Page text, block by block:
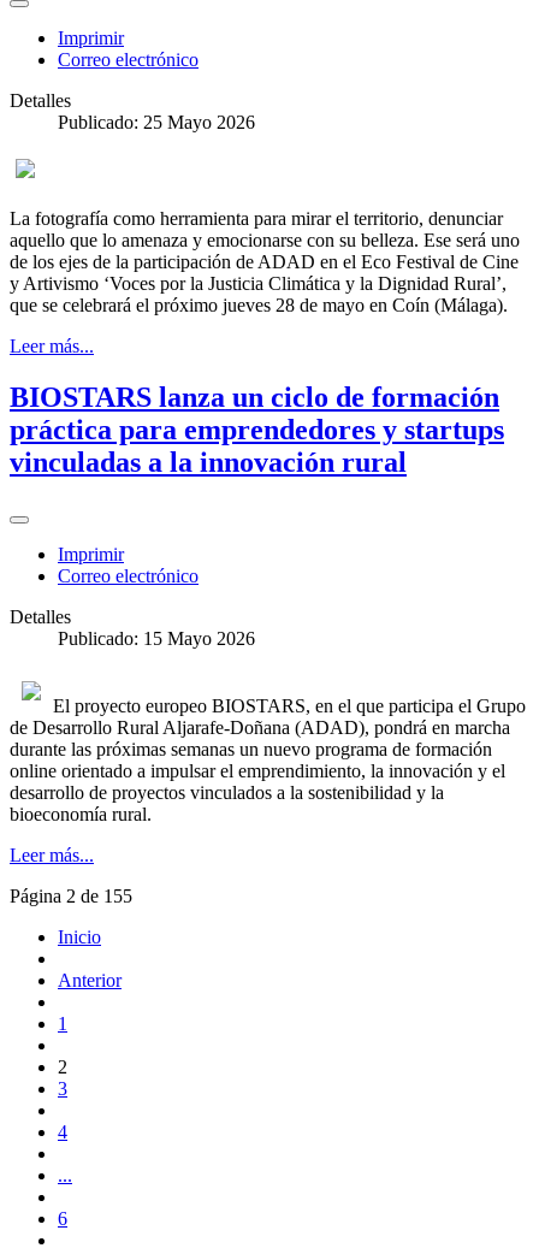
Imprimir
Correo electrónico
Detalles
Publicado: 25 Mayo 2026
La fotografía como herramienta para mirar el territorio, denunciar
aquello que lo amenaza y emocionarse con su belleza. Ese será uno
de los ejes de la participación de ADAD en el Eco Festival de Cine
y Artivismo ‘Voces por la Justicia Climática y la Dignidad Rural’,
que se celebrará el próximo jueves 28 de mayo en Coín (Málaga).
Leer más...
BIOSTARS lanza un ciclo de formación
práctica para emprendedores y startups
vinculadas a la innovación rural
Imprimir
Correo electrónico
Detalles
Publicado: 15 Mayo 2026
El proyecto europeo BIOSTARS, en el que participa el Grupo
de Desarrollo Rural Aljarafe-Doñana (ADAD), pondrá en marcha
durante las próximas semanas un nuevo programa de formación
online orientado a impulsar el emprendimiento, la innovación y el
desarrollo de proyectos vinculados a la sostenibilidad y la
bioeconomía rural.
Leer más...
Página 2 de 155
Inicio
Anterior
1
2
3
4
...
6